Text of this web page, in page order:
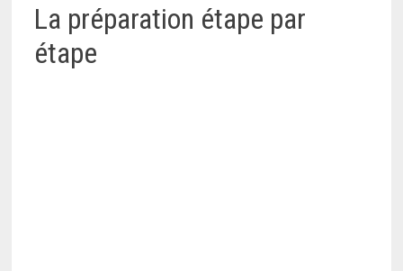
La préparation étape par
étape